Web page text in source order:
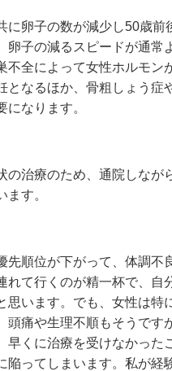
に卵子の数が減少し50歳前
卵子の減るスピードが通常
不全によって女性ホルモン
となるほか、骨粗しょう症
になります。
の治療のため、通院しなが
ます。
先順位が下がって、体調不
れて行くのが精一杯で、自
思います。でも、女性は特
頭痛や生理不順もそうです
早くに治療を受けなかった
陥ってしまいます。私が経